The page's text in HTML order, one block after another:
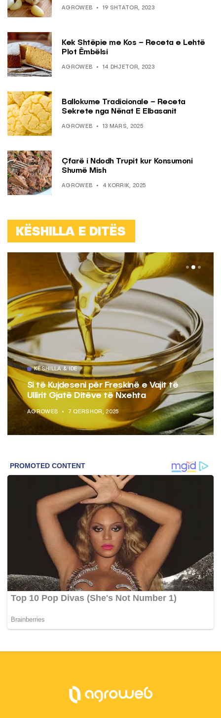
AGROWEB 19 SHTATOR, 2023
Kek Shtëpie me Kos – Receta e Lehtë
Plot Ëmbëlsi
AGROWEB 14 DHJETOR, 2023
Ballokume Tradicionale – Receta
Sekrete nga Nënat E Elbasanit
AGROWEB 13 MARS, 2025
Çfarë i Ndodh Trupit kur Konsumoni
Shumë Mish
AGROWEB 4 KORRIK, 2025
KËSHILLA E DITËS
KËSHILLA & IDE
Si të Kujdeseni për Freskinë e Vajit të
Ullirit Gjatë Ditëve të Nxehta
AGROWEB 7 QERSHOR, 2025